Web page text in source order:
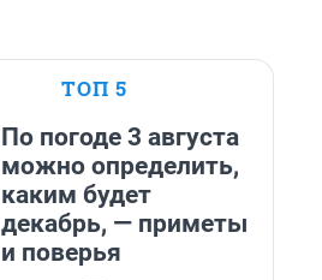
ТОП 5
По погоде 3 августа
можно определить,
каким будет
декабрь, — приметы
и поверья